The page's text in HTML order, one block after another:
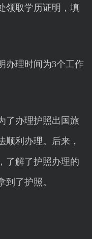
领取学历证明，填
办理时间为3个工作
了办理护照出国旅
顺利办理。后来，
了解了护照办理的
了护照。